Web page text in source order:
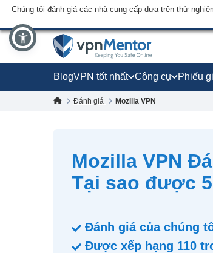
Chúng tôi đánh giá các nhà cung cấp dựa trên thử
BlogVPN tốt nhất Công cụ Phiếu
Đánh giá Mozilla VPN
Mozilla VPN
Tại sao được
Đánh giá của chúng
Được xếp hạng 110